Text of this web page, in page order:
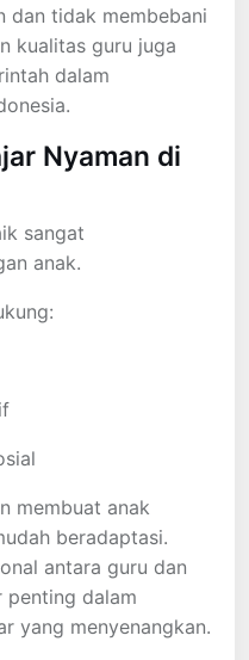
dan tidak membebani
kualitas guru juga
dalam
Nyaman di
sangat
anak.
membuat anak
beradaptasi.
antara guru dan
penting dalam
yang menyenangkan.